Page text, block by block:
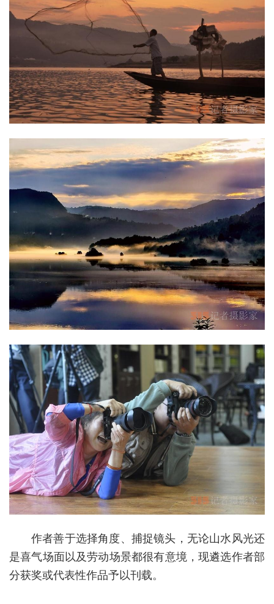
作者善于选择角度、捕捉镜头，无论山水风光还
是喜气场面以及劳动场景都很有意境，现遴选作者部
分获奖或代表性作品予以刊载。